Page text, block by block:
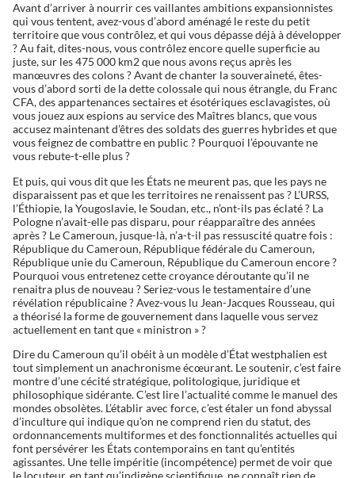
Avant d’arriver à nourrir ces vaillantes ambitions expansionnistes
qui vous tentent, avez-vous d’abord aménagé le reste du petit
territoire que vous contrôlez, et qui vous dépasse déjà à développer
? Au fait, dites-nous, vous contrôlez encore quelle superficie au
juste, sur les 475 000 km2 que nous avons reçus après les
manœuvres des colons ? Avant de chanter la souveraineté, êtes-
vous d’abord sorti de la dette colossale qui nous étrangle, du Franc
CFA, des appartenances sectaires et ésotériques esclavagistes, où
vous jouez aux espions au service des Maîtres blancs, que vous
accusez maintenant d’êtres des soldats des guerres hybrides et que
vous feignez de combattre en public ? Pourquoi l’épouvante ne
vous rebute-t-elle plus ?
Et puis, qui vous dit que les États ne meurent pas, que les pays ne
disparaissent pas et que les territoires ne renaissent pas ? L’URSS,
l’Éthiopie, la Yougoslavie, le Soudan, etc., n’ont-ils pas éclaté ? La
Pologne n’avait-elle pas disparu, pour réapparaître des années
après ? Le Cameroun, jusque-là, n’a-t-il pas ressuscité quatre fois :
République du Cameroun, République fédérale du Cameroun,
République unie du Cameroun, République du Cameroun encore ?
Pourquoi vous entretenez cette croyance déroutante qu’il ne
renaitra plus de nouveau ? Seriez-vous le testamentaire d’une
révélation républicaine ? Avez-vous lu Jean-Jacques Rousseau, qui
a théorisé la forme de gouvernement dans laquelle vous servez
actuellement en tant que « ministron » ?
Dire du Cameroun qu’il obéit à un modèle d’État westphalien est
tout simplement un anachronisme écœurant. Le soutenir, c’est faire
montre d’une cécité stratégique, politologique, juridique et
philosophique sidérante. C’est lire l’actualité comme le manuel des
mondes obsolètes. L’établir avec force, c’est étaler un fond abyssal
d’inculture qui indique qu’on ne comprend rien du statut, des
ordonnancements multiformes et des fonctionnalités actuelles qui
font persévérer les États contemporains en tant qu’entités
agissantes. Une telle impéritie (incompétence) permet de voir que